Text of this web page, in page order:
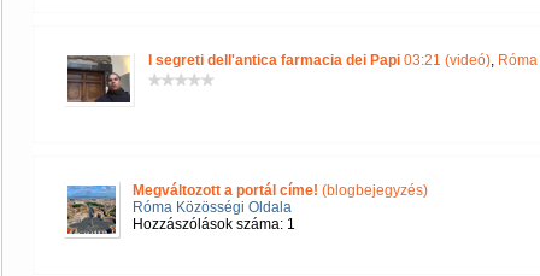
I segreti dell'antica farmacia dei Papi 03:21 (videó),
Megváltozott a portál címe! (blogbejegyzés)
Róma Közösségi Oldala
Hozzászólások száma: 1